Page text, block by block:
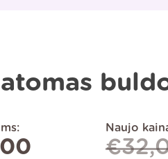
Naujo
€